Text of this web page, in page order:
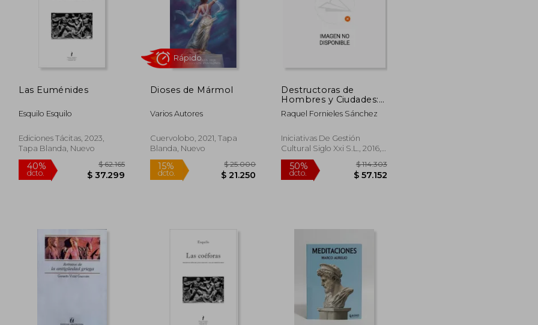
Las Euménides
Esquilo Esquilo
Ediciones Tácitas, 2023,
Tapa Blanda, Nuevo
40%
Dioses de Mármol
Varios Autores
Cuervolobo, 2021, Tapa
Blanda, Nuevo
15%
dcto.
Destructoras de
Hombres y Ciudades:
Estudios Sobre la
Femme Fatale en la
(Ensayos)
Raquel Fornieles Sánchez
Iniciativas De Gestión
Cultural Siglo Xxi S.L., 2016, 1
Edición, Tapa Blanda,
Nuevo